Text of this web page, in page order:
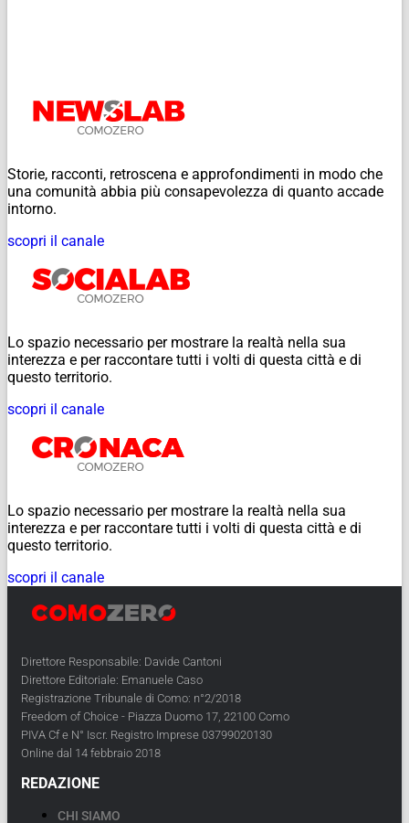
Storie, racconti, retroscena e approfondimenti in modo che
una comunità abbia più consapevolezza di quanto accade
intorno.
scopri il canale
Lo spazio necessario per mostrare la realtà nella sua
interezza e per raccontare tutti i volti di questa città e di
questo territorio.
scopri il canale
Lo spazio necessario per mostrare la realtà nella sua
interezza e per raccontare tutti i volti di questa città e di
questo territorio.
scopri il canale
Direttore Responsabile: Davide Cantoni
Direttore Editoriale: Emanuele Caso
Registrazione Tribunale di Como: n°2/2018
Freedom of Choice - Piazza Duomo 17, 22100 Como
PIVA Cf e N° Iscr. Registro Imprese 03799020130
Online dal 14 febbraio 2018
REDAZIONE
CHI SIAMO